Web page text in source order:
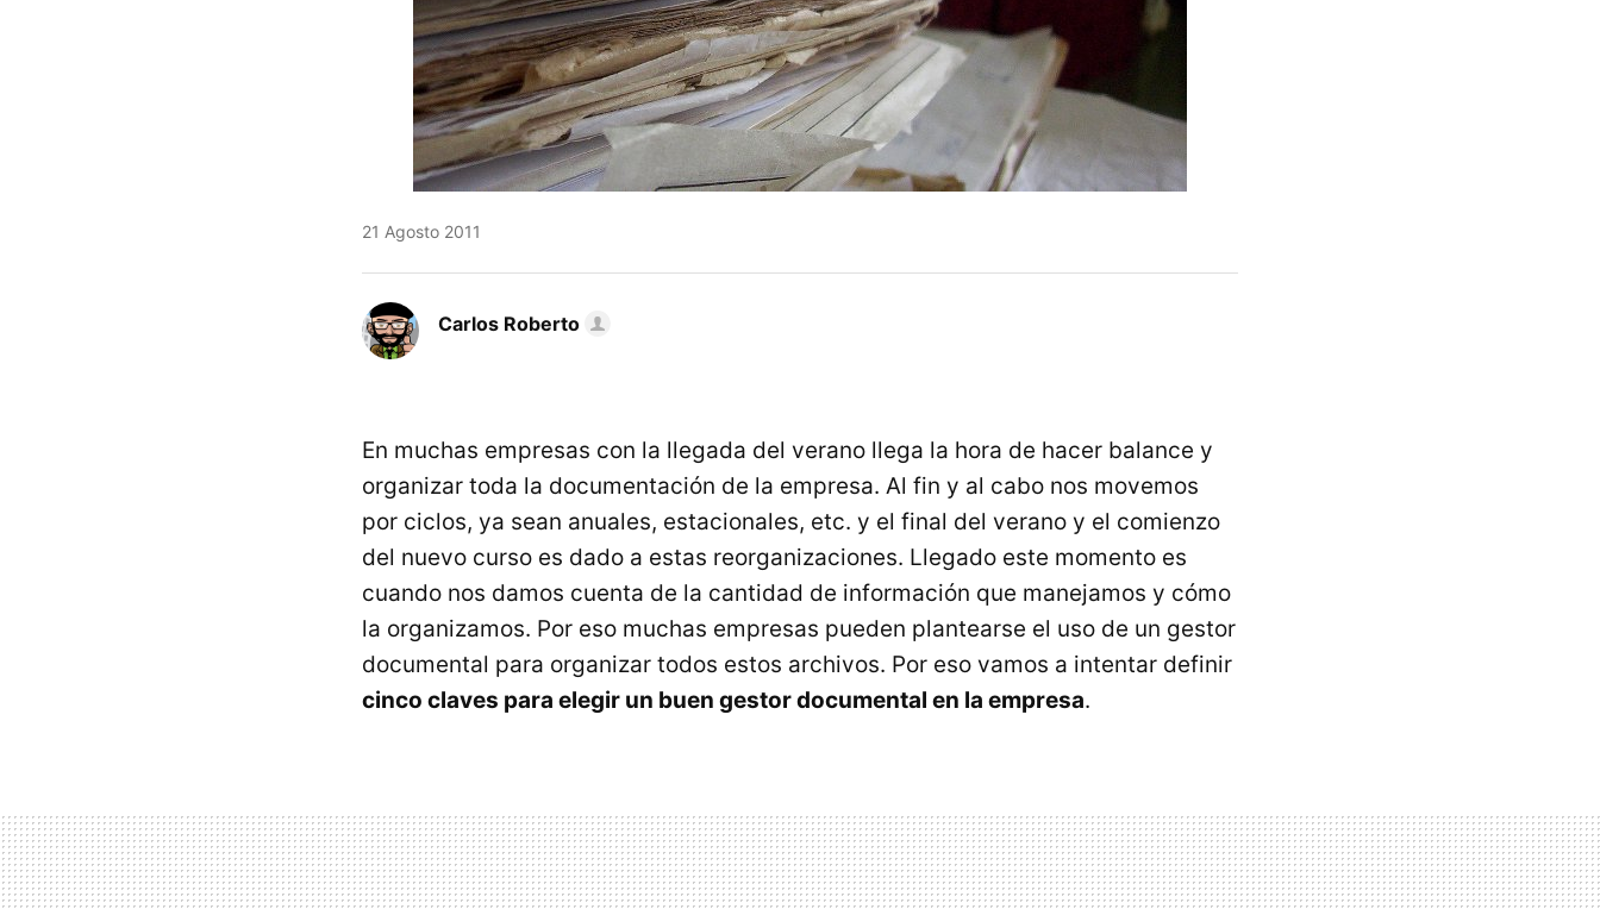
21 Agosto 2011
Carlos Roberto
En muchas empresas con la llegada del verano llega la hora de hacer balance y
organizar toda la documentación de la empresa. Al fin y al cabo nos movemos
por ciclos, ya sean anuales, estacionales, etc. y el final del verano y el comienzo
del nuevo curso es dado a estas reorganizaciones. Llegado este momento es
cuando nos damos cuenta de la cantidad de información que manejamos y cómo
la organizamos. Por eso muchas empresas pueden plantearse el uso de un gestor
documental para organizar todos estos archivos. Por eso vamos a intentar definir
cinco claves para elegir un buen gestor documental en la empresa.